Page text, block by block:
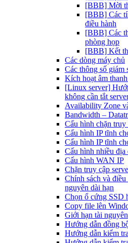
[BBB] Mời
[BBB] Các
điều hành
[BBB] Các
phòng họp
[BBB] Kết
Các dòng máy chủ
Các thông số giám
Kích hoạt âm
[Linux server]
không cần tắt
Availability Zone
Bandwidth –
Cấu hình chặn truy
Cấu hình IP tĩnh
Cấu hình IP tĩnh
Cấu hình nhiều
Cấu hình WAN IP
Chặn truy cập
Chính sách và
nguyên dài hạn
Chọn ổ cứng SSD
Copy file lên
Giới hạn tài nguyên
Hướng dẫn đồng
Hướng dẫn kiểm